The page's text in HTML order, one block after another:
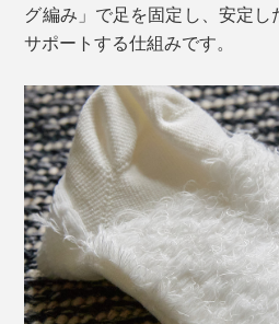
グ編み」で足を固定し、安定
サポートする仕組みです。